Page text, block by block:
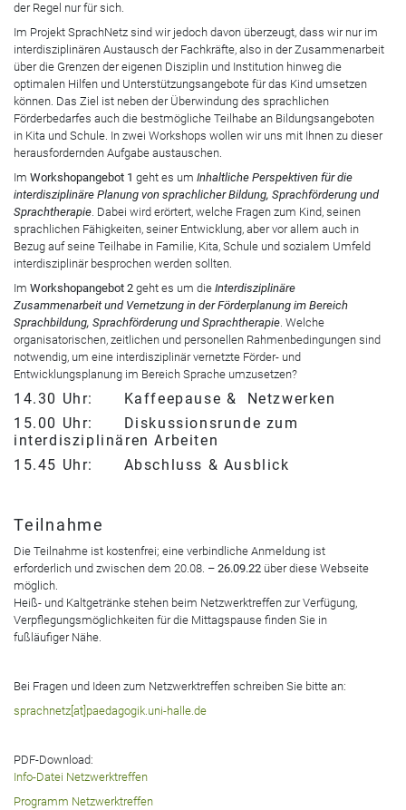
der Regel nur für sich.
Im Projekt SprachNetz sind wir jedoch davon überzeugt, dass wir nur im
interdisziplinären Austausch der Fachkräfte, also in der Zusammenarbeit
über die Grenzen der eigenen Disziplin und Institution hinweg die
optimalen Hilfen und Unterstützungsangebote für das Kind umsetzen
können. Das Ziel ist neben der Überwindung des sprachlichen
Förderbedarfes auch die bestmögliche Teilhabe an Bildungsangeboten
in Kita und Schule. In zwei Workshops wollen wir uns mit Ihnen zu dieser
herausfordernden Aufgabe austauschen.
Im Workshopangebot 1 geht es um Inhaltliche Perspektiven für die
interdisziplinäre Planung von sprachlicher Bildung, Sprachförderung und
Sprachtherapie. Dabei wird erörtert, welche Fragen zum Kind, seinen
sprachlichen Fähigkeiten, seiner Entwicklung, aber vor allem auch in
Bezug auf seine Teilhabe in Familie, Kita, Schule und sozialem Umfeld
interdisziplinär besprochen werden sollten.
Im Workshopangebot 2 geht es um die Interdisziplinäre
Zusammenarbeit und Vernetzung in der Förderplanung im Bereich
Sprachbildung, Sprachförderung und Sprachtherapie. Welche
organisatorischen, zeitlichen und personellen Rahmenbedingungen sind
notwendig, um eine interdisziplinär vernetzte Förder- und
Entwicklungsplanung im Bereich Sprache umzusetzen?
14.30 Uhr: Kaffeepause & Netzwerken
15.00 Uhr: Diskussionsrunde zum
interdisziplinären Arbeiten
15.45 Uhr: Abschluss & Ausblick
Teilnahme
Die Teilnahme ist kostenfrei; eine verbindliche Anmeldung ist
erforderlich und zwischen dem 20.08. – 26.09.22 über diese Webseite
möglich.
Heiß- und Kaltgetränke stehen beim Netzwerktreffen zur Verfügung,
Verpflegungsmöglichkeiten für die Mittagspause finden Sie in
fußläufiger Nähe.
Bei Fragen und Ideen zum Netzwerktreffen schreiben Sie bitte an:
sprachnetz[at]paedagogik.uni-halle.de
PDF-Download:
Info-Datei Netzwerktreffen
Programm Netzwerktreffen